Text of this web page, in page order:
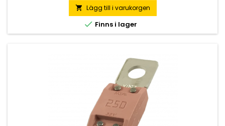
 Lägg till i varukorgen
 Finns i lager